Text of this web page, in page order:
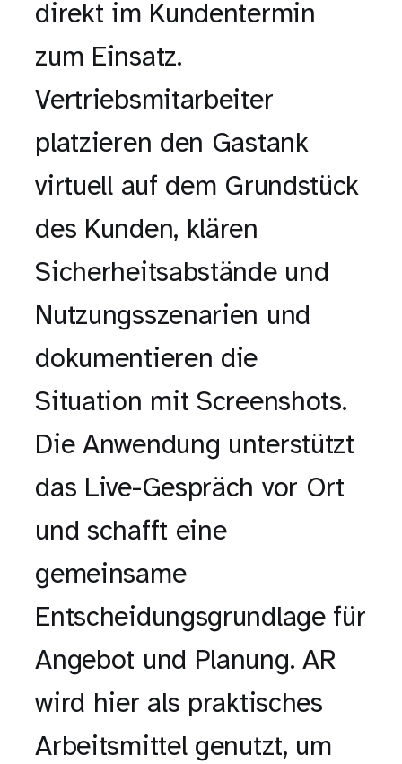
direkt im Kundentermin
zum Einsatz.
Vertriebsmitarbeiter
platzieren den Gastank
virtuell auf dem Grundstück
des Kunden, klären
Sicherheitsabstände und
Nutzungsszenarien und
dokumentieren die
Situation mit Screenshots.
Die Anwendung unterstützt
das Live-Gespräch vor Ort
und schafft eine
gemeinsame
Entscheidungsgrundlage für
Angebot und Planung. AR
wird hier als praktisches
Arbeitsmittel genutzt, um